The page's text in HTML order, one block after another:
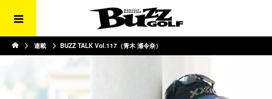
連載 BUZZ TALK Vol.117（青木 瀬令奈）